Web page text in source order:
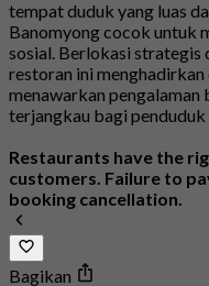
tempat duduk yang luas
Banomyong cocok untuk
sosial. Berlokasi
restoran ini
menawarkan
terjangkau bagi
Restaurants have the
customers. Failure to
booking cancellation.
Bagikan